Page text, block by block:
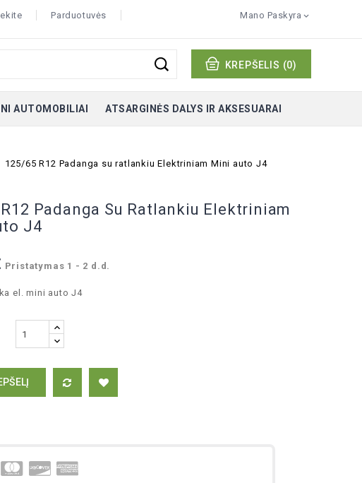
Mano Paskyra 
Parduotuvės
KREPŠELIS (0)
AUTOMOBILIAI ATSARGINĖS DALYS IR AKSESUARAI
125/65 R12 Padanga su ratlankiu Elektriniam Mini auto J4
Padanga Su Ratlankiu Elektriniam
J4
Pristatymas 1 - 2 d.d.
el. mini auto J4